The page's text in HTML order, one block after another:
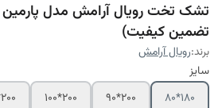
تضمین کیفیت)
برند:رویال آرامش
سایز
180*80
200*90
200*100
200*120